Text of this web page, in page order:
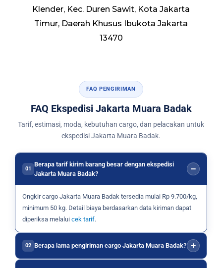
Klender, Kec. Duren Sawit, Kota Jakarta
Timur, Daerah Khusus Ibukota Jakarta
13470
FAQ PENGIRIMAN
FAQ Ekspedisi Jakarta Muara Badak
Tarif, estimasi, moda, kebutuhan cargo, dan pelacakan untuk
ekspedisi Jakarta Muara Badak.
01
Berapa tarif kirim barang besar dengan ekspedisi
Jakarta Muara Badak?
Ongkir cargo Jakarta Muara Badak tersedia mulai Rp 9.700/kg,
minimum 50 kg. Detail biaya berdasarkan data kiriman dapat
diperiksa melalui cek tarif.
02 Berapa lama pengiriman cargo Jakarta Muara Badak?